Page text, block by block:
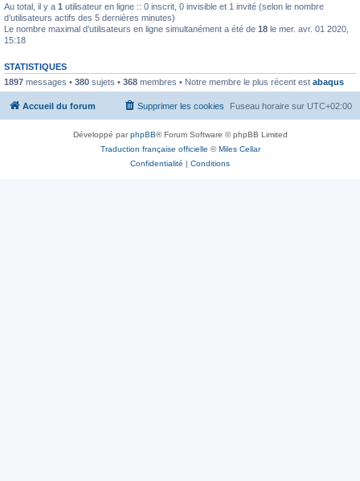
Au total, il y a 1 utilisateur en ligne :: 0 inscrit, 0 invisible et 1 invité (selon le nombre
d’utilisateurs actifs des 5 dernières minutes)
Le nombre maximal d’utilisateurs en ligne simultanément a été de 18 le mer. avr. 01 2020,
15:18
STATISTIQUES
1897 messages • 380 sujets • 368 membres • Notre membre le plus récent est abaqus
Accueil du forum Fuseau horaire sur UTC+02:00
Supprimer les cookies
Développé parphpBB® Forum Software © phpBB Limited
Traduction française officielle ©Miles Cellar
Confidentialité | Conditions